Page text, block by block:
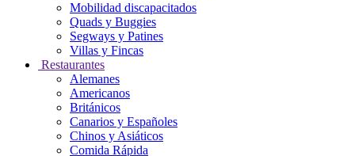
Mobilidad discapacitados
Quads y Buggies
Segways y Patines
Villas y Fincas
Restaurantes
Alemanes
Americanos
Británicos
Canarios y Españoles
Chinos y Asiáticos
Comida Rápida